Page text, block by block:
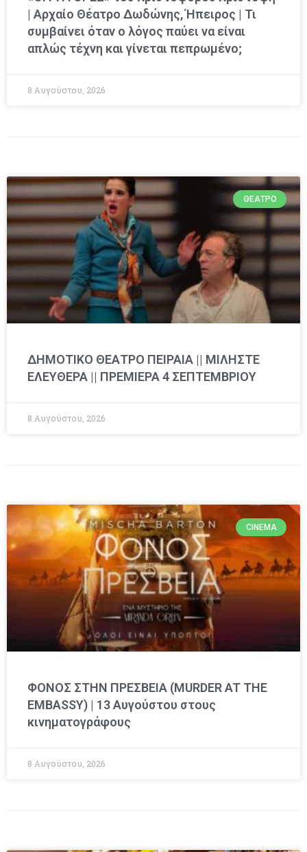
| Αρχαίο Θέατρο Δωδώνης, Ήπειρος | Τι
συμβαίνει όταν ο λόγος παύει να είναι
απλώς τέχνη και γίνεται πεπρωμένο;
8 Αυγούστου, 2026
ΘΈΑΤΡΟ
ΔΗΜΟΤΙΚΟ ΘΕΑΤΡΟ ΠΕΙΡΑΙΑ || ΜΙΛΗΣΤΕ
ΕΛΕΥΘΕΡΑ || ΠΡΕΜΙΕΡΑ 4 ΣΕΠΤΕΜΒΡΙΟΥ
8 Αυγούστου, 2026
CINEMA
ΦΟΝΟΣ ΣΤΗΝ ΠΡΕΣΒΕΙΑ (MURDER AT THE
EMBASSY) | 13 Αυγούστου στους
κινηματογράφους
8 Αυγούστου, 2026